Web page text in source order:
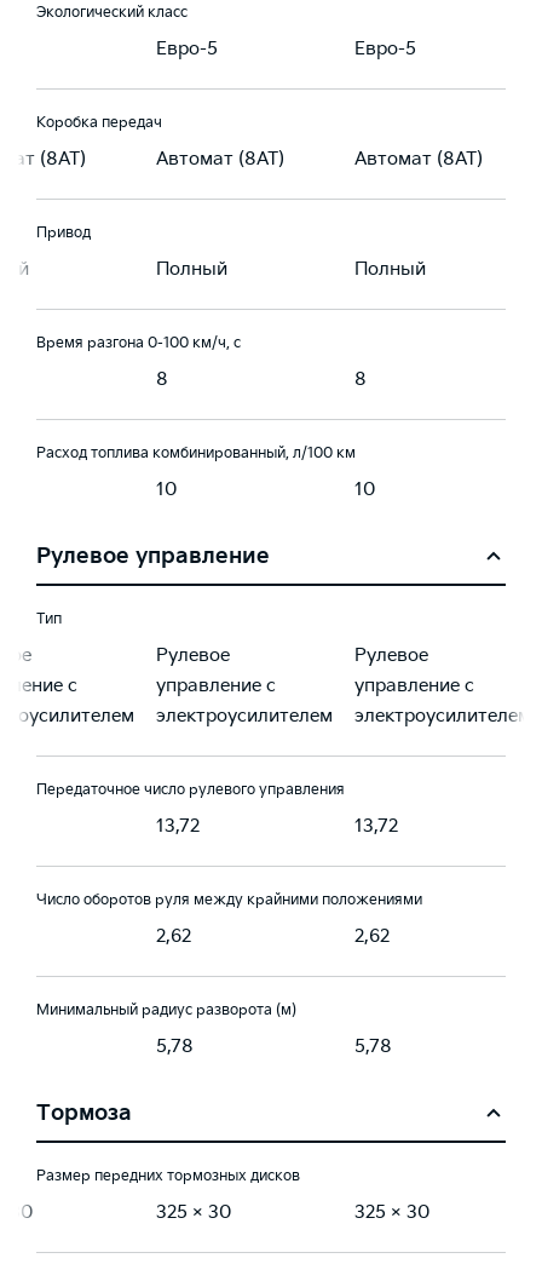
Экологический класс
Евро-5 Евро-5
Коробка передач
(8AT) Автомат (8AT) Автомат (8AT)
Привод
Полный Полный
Время разгона 0-100 км/ч, с
8 8
Расход топлива комбинированный, л/100 км
10 10
Рулевое управление
Тип
с
Рулевое
управление с
электроусилителем
Рулевое
управление с
электроусилителем
Передаточное число рулевого управления
13,72 13,72
Число оборотов руля между крайними положениями
2,62 2,62
Минимальный радиус разворота (м)
5,78 5,78
Тормоза
Размер передних тормозных дисков
30 325 × 30 325 × 30